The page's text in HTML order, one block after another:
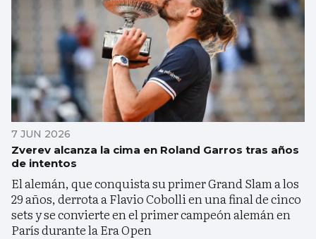
7 JUN 2026
Zverev alcanza la cima en Roland Garros tras años
de intentos
El alemán, que conquista su primer Grand Slam a los
29 años, derrota a Flavio Cobolli en una final de cinco
sets y se convierte en el primer campeón alemán en
París durante la Era Open